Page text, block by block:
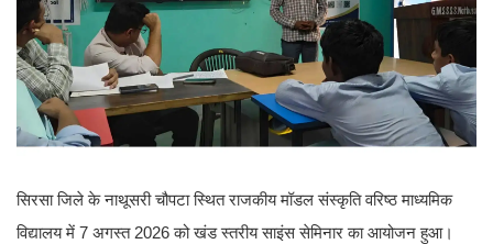
सिरसा जिले के नाथूसरी चौपटा स्थित राजकीय मॉडल संस्कृति वरिष्ठ माध्यमिक
विद्यालय में 7 अगस्त 2026 को खंड स्तरीय साइंस सेमिनार का आयोजन हुआ।